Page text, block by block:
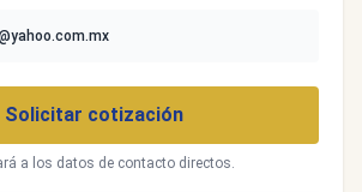
Solicitar cotización
a los datos de contacto directos.